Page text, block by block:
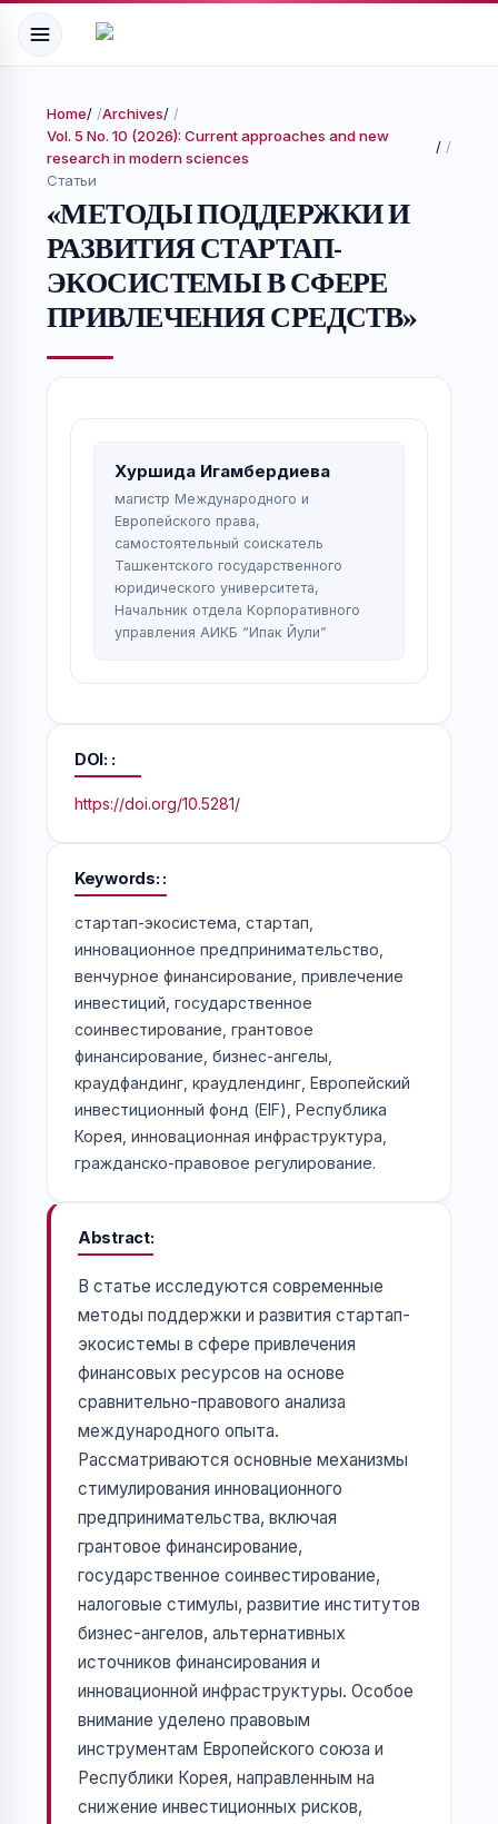
Home/ Archives/
Vol. 5 No. 10 (2026): Current approaches and new
research in modern sciences
/
Статьи
«МЕТОДЫ ПОДДЕРЖКИ И
РАЗВИТИЯ СТАРТАП-
ЭКОСИСТЕМЫ В СФЕРЕ
ПРИВЛЕЧЕНИЯ СРЕДСТВ»
Хуршида Игамбердиева
магистр Международного и
Европейского права,
самостоятельный соискатель
Ташкентского государственного
юридического университета,
Начальник отдела Корпоративного
управления АИКБ “Ипак Йули”
DOI:
https://doi.org/10.5281/
Keywords:
стартап-экосистема, стартап,
инновационное предпринимательство,
венчурное финансирование, привлечение
инвестиций, государственное
соинвестирование, грантовое
финансирование, бизнес-ангелы,
краудфандинг, краудлендинг, Европейский
инвестиционный фонд (EIF), Республика
Корея, инновационная инфраструктура,
гражданско-правовое регулирование.
Abstract
В статье исследуются современные
методы поддержки и развития стартап-
экосистемы в сфере привлечения
финансовых ресурсов на основе
сравнительно-правового анализа
международного опыта.
Рассматриваются основные механизмы
стимулирования инновационного
предпринимательства, включая
грантовое финансирование,
государственное соинвестирование,
налоговые стимулы, развитие институтов
бизнес-ангелов, альтернативных
источников финансирования и
инновационной инфраструктуры. Особое
внимание уделено правовым
инструментам Европейского союза и
Республики Корея, направленным на
снижение инвестиционных рисков,